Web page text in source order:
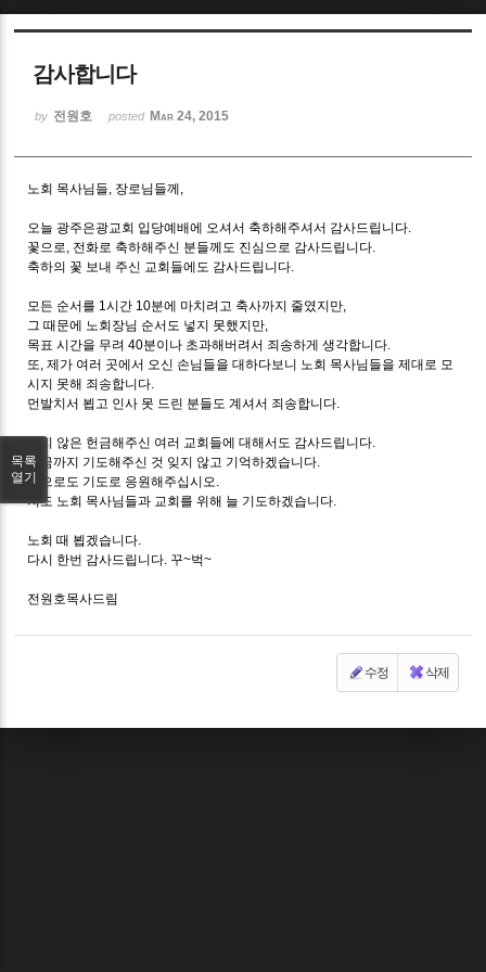
감사합니다
by 전원호 posted Mar 24, 2015
노회 목사님들, 장로님들께,
오늘 광주은광교회 입당예배에 오셔서 축하해주셔서 감사드립니다.
꽃으로, 전화로 축하해주신 분들께도 진심으로 감사드립니다.
축하의 꽃 보내 주신 교회들에도 감사드립니다.
모든 순서를 1시간 10분에 마치려고 축사까지 줄였지만,
그 때문에 노회장님 순서도 넣지 못했지만,
목표 시간을 무려 40분이나 초과해버려서 죄송하게 생각합니다.
또, 제가 여러 곳에서 오신 손님들을 대하다보니 노회 목사님들을 제대로 모
시지 못해 죄송합니다.
먼발치서 뵙고 인사 못 드린 분들도 계셔서 죄송합니다.
적지 않은 헌금해주신 여러 교회들에 대해서도 감사드립니다.
지금까지 기도해주신 것 잊지 않고 기억하겠습니다.
앞으로도 기도로 응원해주십시오.
저도 노회 목사님들과 교회를 위해 늘 기도하겠습니다.
노회 때 뵙겠습니다.
다시 한번 감사드립니다. 꾸~벅~
전원호목사드림
수정 삭제
목록
열기
Sketchbook5, 스케치북5
Sketchbook5, 스케치북5